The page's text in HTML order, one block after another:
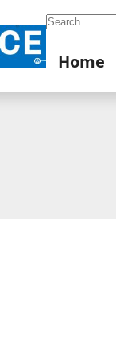
Search
Home